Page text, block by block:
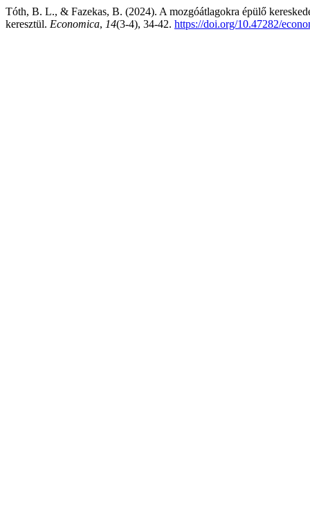
Tóth, B. L., & Fazekas, B. (2024). A mozgóátlagokra épülő
keresztül. Economica, 14(3-4), 34-42. https://doi.org/10.47282/